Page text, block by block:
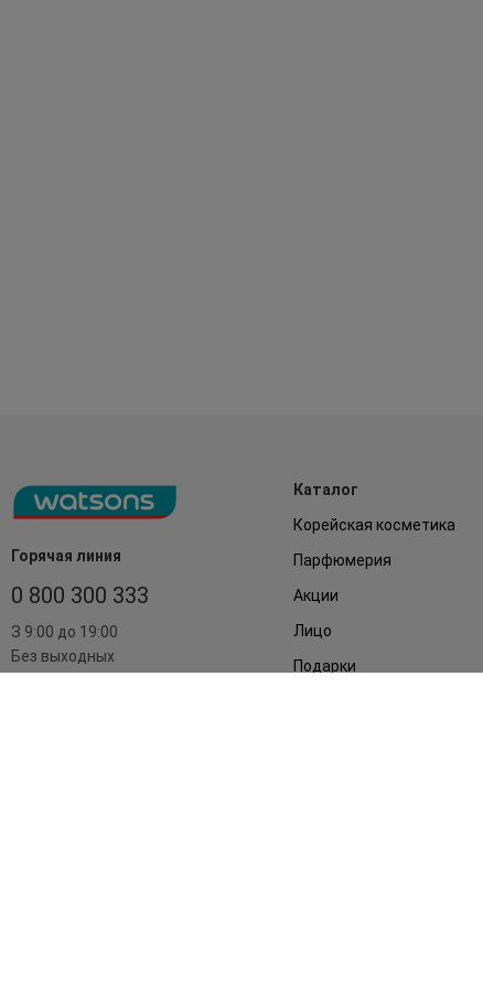
Горячая линия
0 800 300 333
З 9:00 до 19:00
Без выходных
Каталог
Корейская косметика
Парфюмерия
Акции
Лицо
Подарки